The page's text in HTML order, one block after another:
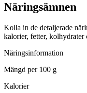
Näringsämnen
Kolla in de detaljerade
kalorier, fetter, kolhydrater
Näringsinformation
Mängd per100 g
Kalorier